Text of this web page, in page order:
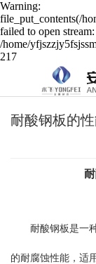
Warning:
file_put_contents(/
failed to open
/home/
217
耐酸钢板的
耐酸钢板是一
的耐腐蚀性能，适